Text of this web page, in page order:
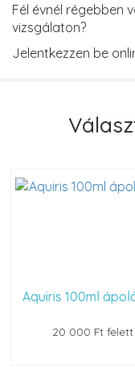
Fél évnél régebben
vizsgálaton?
Jelentkezzen be
Aquiris 100ml
20 000 Ft felett